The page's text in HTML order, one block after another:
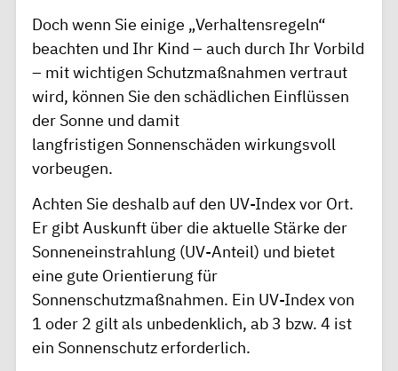
Doch wenn Sie einige „Verhaltensregeln“
beachten und Ihr Kind – auch durch Ihr Vorbild
– mit wichtigen Schutzmaßnahmen vertraut
wird, können Sie den schädlichen Einflüssen
der Sonne und damit
langfristigen Sonnenschäden wirkungsvoll
vorbeugen.
Achten Sie deshalb auf den UV-Indexvor Ort.
Er gibt Auskunft über die aktuelle Stärke der
Sonneneinstrahlung (UV-Anteil) und bietet
eine gute Orientierung für
Sonnenschutzmaßnahmen. Ein UV-Index von
1 oder 2 gilt als unbedenklich, ab 3 bzw. 4 ist
ein Sonnenschutz erforderlich.